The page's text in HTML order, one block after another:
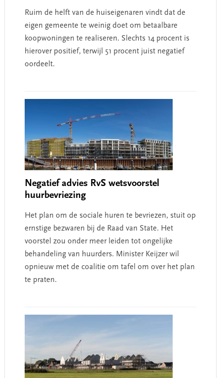
Ruim de helft van de huiseigenaren vindt dat de
eigen gemeente te weinig doet om betaalbare
koopwoningen te realiseren. Slechts 14 procent is
hierover positief, terwijl 51 procent juist negatief
oordeelt.
Negatief advies RvS wetsvoorstel
huurbevriezing
Het plan om de sociale huren te bevriezen, stuit op
ernstige bezwaren bij de Raad van State. Het
voorstel zou onder meer leiden tot ongelijke
behandeling van huurders. Minister Keijzer wil
opnieuw met de coalitie om tafel om over het plan
te praten.